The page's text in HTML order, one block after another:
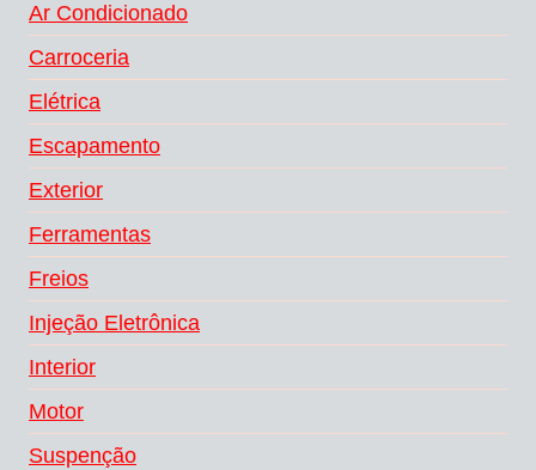
Ar Condicionado
Carroceria
Elétrica
Escapamento
Exterior
Ferramentas
Freios
Injeção Eletrônica
Interior
Motor
Suspenção